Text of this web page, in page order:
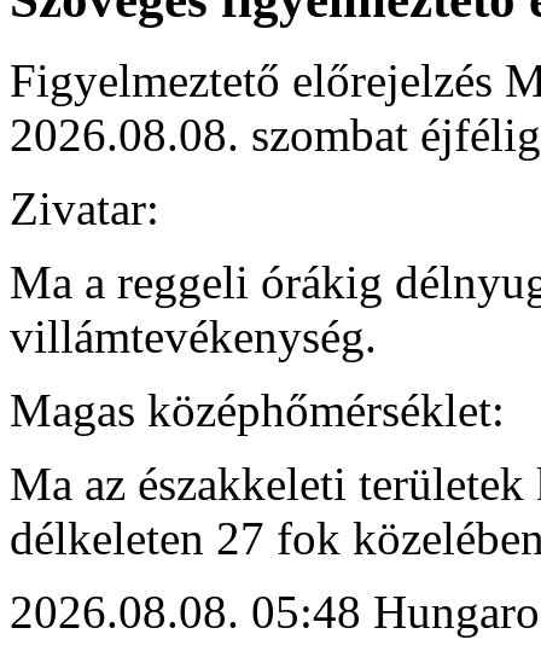
Figyelmeztető előrejelzés
2026.08.08. szombat éjfélig
Zivatar:
Ma a reggeli órákig
villámtevékenység.
Magas középhőmérséklet:
Ma az északkeleti
délkeleten 27 fok
2026.08.08. 05:48